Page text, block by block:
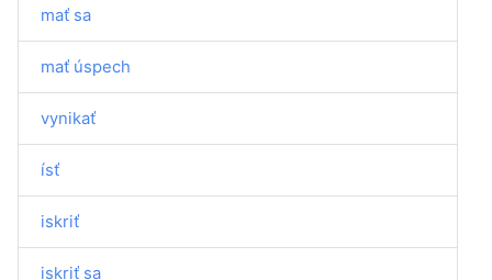
mať sa
mať úspech
vynikať
ísť
iskriť
iskriť sa